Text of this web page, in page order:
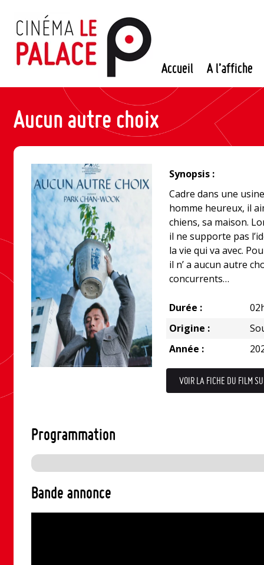
contenu
Accueil A l’affiche
Aucun autre choix
Synopsis :
Cadre dans une
homme heureux, il
chiens, sa maison.
il ne supporte pas
la vie qui va avec.
il n’ a aucun autre
concurrents…
Durée :
Origine :
Année :
VOIR LA FICHE DU FILM
Programmation
Bande annonce